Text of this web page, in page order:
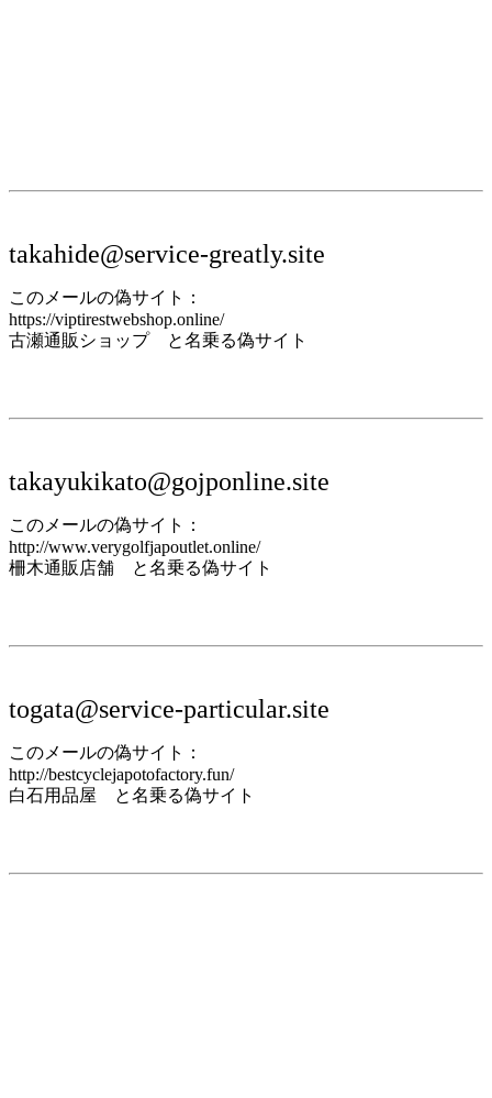
takahide@service-greatly.site
このメールの偽サイト：
https://viptirestwebshop.online/
古瀬通販ショップ と名乗る偽サイト
takayukikato@gojponline.site
このメールの偽サイト：
http://www.verygolfjapoutlet.online/
柵木通販店舗 と名乗る偽サイト
togata@service-particular.site
このメールの偽サイト：
http://bestcyclejapotofactory.fun/
白石用品屋 と名乗る偽サイト